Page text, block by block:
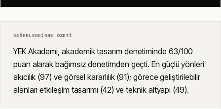
DEĞERLENDIRME ÖZETI
YEK Akademi, akademik tasarım denetiminde 63/100
puan alarak bağımsız denetimden geçti. En güçlü yönleri
akıcılık (97) ve görsel kararlılık (91); görece geliştirilebilir
alanları etkileşim tasarımı (42) ve teknik altyapı (49).